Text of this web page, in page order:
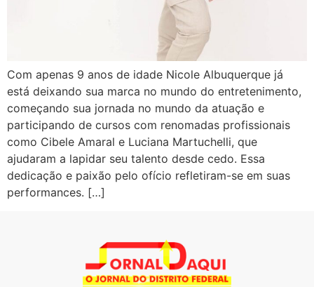
Com apenas 9 anos de idade Nicole Albuquerque já
está deixando sua marca no mundo do entretenimento,
começando sua jornada no mundo da atuação e
participando de cursos com renomadas profissionais
como Cibele Amaral e Luciana Martuchelli, que
ajudaram a lapidar seu talento desde cedo. Essa
dedicação e paixão pelo ofício refletiram-se em suas
performances. […]